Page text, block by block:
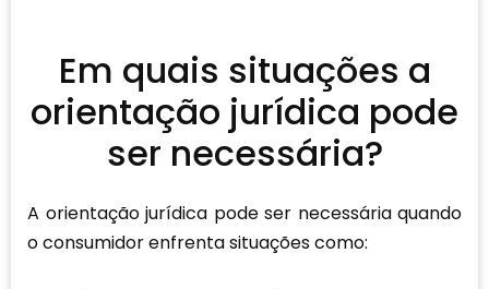
Em quais situações a
orientação jurídica pode
ser necessária?
A orientação jurídica pode ser necessária quando
o consumidor enfrenta situações como: